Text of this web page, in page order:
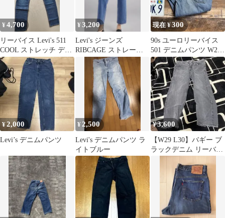
¥4,700
リーバイス Levi's 511
COOL ストレッチ デニ
ムパンツ
¥3,200
Levi's ジーンズ
RIBCAGE ストレート
フィット ハイライズ
現在 ¥300
90s ユーロリーバイス
501 デニムパンツ W28
Levis ジーンズ
¥2,000
Levi’s デニムパンツ
¥ 2,500
Levi's デニムパンツ ラ
イトブルー
¥3,600
【W29 L30】バギー ブ
ラックデニム リーバイ